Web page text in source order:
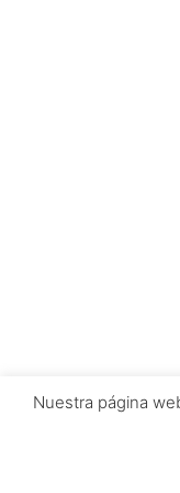
Nuestra página